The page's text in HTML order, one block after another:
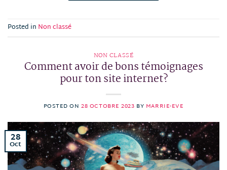
Posted in Non classé
NON CLASSÉ
Comment avoir de bons témoignages
pour ton site internet?
POSTED ON28 OCTOBRE 2023 BY MARRIE-EVE
28
Oct